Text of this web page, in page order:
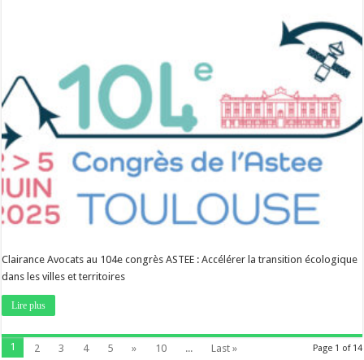
Clairance Avocats au 104e congrès ASTEE : Accélérer la transition écologique
dans les villes et territoires
Lire plus
Page 1 of 14
1 2 3 4 5 » 10 ... Last »